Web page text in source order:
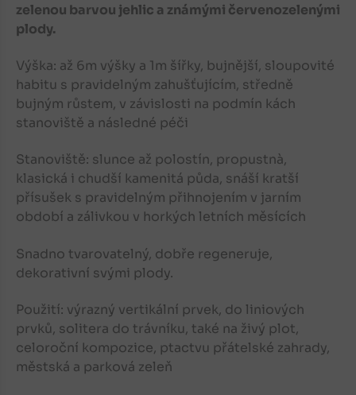
zelenou barvou jehlic a známými červenozelenými
plody.
Výška: až 6m výšky a 1m šířky, bujnější, sloupovité
habitu s pravidelným zahušťujícím, středně
bujným růstem, v závislosti na podmín kách
stanoviště a následné péči
Stanoviště: slunce až polostín, propustnà,
klasická i chudší kamenitá půda, snáší kratší
přísušek s pravidelným přihnojením v jarním
období a zálivkou v horkých letních měsících
Snadno tvarovatelný, dobře regeneruje,
dekorativní svými plody.
Použití: výrazný vertikální prvek, do liniových
prvků, solitera do trávníku, také na živý plot,
celoroční kompozice, ptactvu přátelské zahrady,
městská a parková zeleň